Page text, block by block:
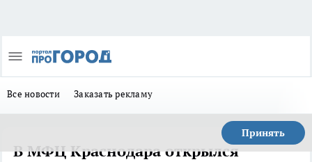
Все новости Заказать рекламу
Принять
В МФЦ Краснодара открылся